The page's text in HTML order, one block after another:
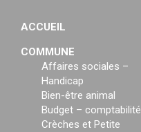
ACCUEIL
COMMUNE
Affaires sociales –
Handicap
Bien-être animal
Budget – comptabilité
Crèches et Petite